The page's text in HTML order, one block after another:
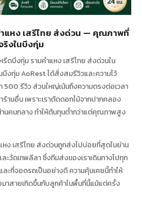
แหง เสรีไทย ส่งด่วน — คุณภาพที่
งในบึงกุ่ม
รีดบึงกุ่ม รามคำแหง เสรีไทย ส่งด่วนใน
งกุ่ม AoRest ได้สั่งสมรีวิวและความไว้
500 รีวิว ส่วนใหญ่เน้นถึงความตรงต่อเวลา
นอื่น เพราะเราตัดดอกไม้จากปากคลอง
นคนกลาง ทำให้ต้นทุนต่ำกว่าแต่คุณภาพสูง
ง เสรีไทย ส่งด่วนถูกส่งไปบ่อยที่สุดในย่าน
วัดเทพลีลา ซึ่งทีมส่งของเราเดินทางไปทุก
ะที่จอดรถเป็นอย่างดี ความคุ้นเคยนี้ทำให้
าสายเกิดขึ้นกับลูกค้าในพื้นที่นี้แม้แต่ครั้ง